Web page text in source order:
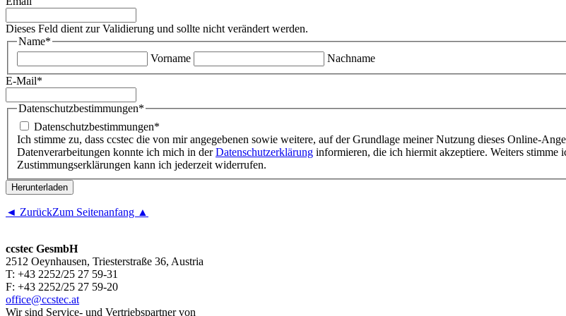
Dieses Feld dient zur Validierung und sollte nicht verändert werden.
Name*
Vorname
Nachname
E-Mail*
Datenschutzbestimmungen*
Datenschutzbestimmungen*
Ich stimme zu, dass ccstec die von mir angegebenen sowie weitere, auf der Grundlage meiner Nutzung dieses Online-
Datenverarbeitungen konnte ich mich in derDatenschutzerklärung informieren, die ich hiermit akzeptiere. Weiters
Zustimmungserklärungen kann ich jederzeit widerrufen.
◄ ZurückZum Seitenanfang ▲
ccstec GesmbH
2512 Oeynhausen, Triesterstraße 36, Austria
T: +43 2252/25 27 59-31
F: +43 2252/25 27 59-20
office@ccstec.at
Wir sind Service- und Vertriebspartner von